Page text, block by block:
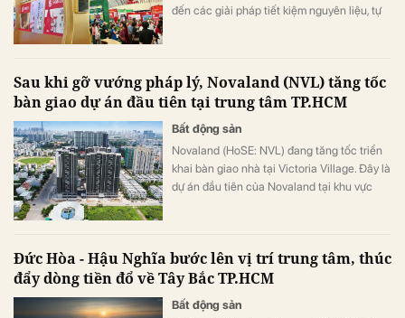
đến các giải pháp tiết kiệm nguyên liệu, tự
Sau khi gỡ vướng pháp lý, Novaland (NVL) tăng tốc
bàn giao dự án đầu tiên tại trung tâm TP.HCM
Bất động sản
Novaland (HoSE: NVL) đang tăng tốc triển
khai bàn giao nhà tại Victoria Village. Đây là
dự án đầu tiên của Novaland tại khu vực
đoạn phục hồi và phát triển bền vững của
doanh nghiệp.
Đức Hòa - Hậu Nghĩa bước lên vị trí trung tâm, thúc
đẩy dòng tiền đổ về Tây Bắc TP.HCM
Bất động sản